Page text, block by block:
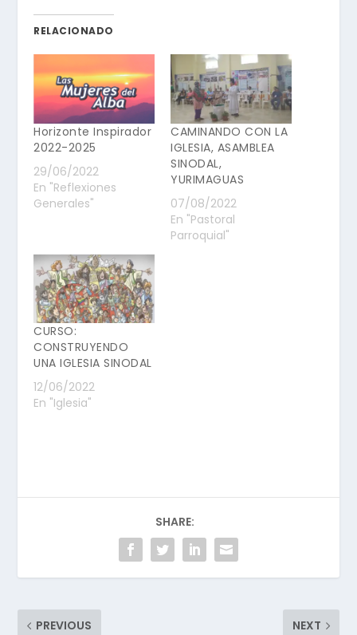
RELACIONADO
Horizonte Inspirador
2022-2025
29/06/2022
En "Reflexiones
Generales"
CAMINANDO CON LA
IGLESIA, ASAMBLEA
SINODAL,
YURIMAGUAS
07/08/2022
En "Pastoral
Parroquial"
CURSO:
CONSTRUYENDO
UNA IGLESIA SINODAL
12/06/2022
En "Iglesia"
SHARE:
PREVIOUS NEXT